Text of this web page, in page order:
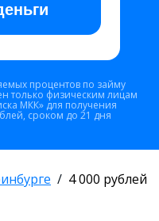
процентов по займу
только физическим лицам
МКК» для получения
сроком до 21 дня
4 000 рублей